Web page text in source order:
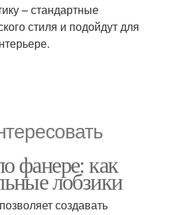
– стандартные
стиля и подойдут для
фанере: как
лобзики
создавать